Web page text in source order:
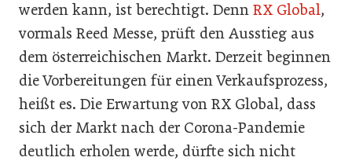
werden kann, ist berechtigt. Denn RX Global,
vormals Reed Messe, prüft den Ausstieg aus
dem österreichischen Markt. Derzeit beginnen
die Vorbereitungen für einen Verkaufsprozess,
heißt es. Die Erwartung von RX Global, dass
sich der Markt nach der Corona-Pandemie
deutlich erholen werde, dürfte sich nicht